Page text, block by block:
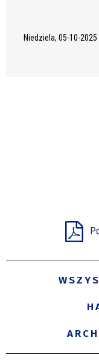
Niedziela, 05-10-2025